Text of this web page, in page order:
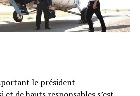
le président